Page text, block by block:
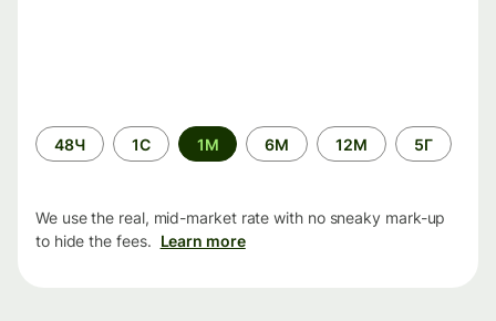
Time
period
48Ч 1С 1М 6М 12М 5Г
We use the real, mid-market rate with no sneaky mark-up
to hide the fees. Learn more